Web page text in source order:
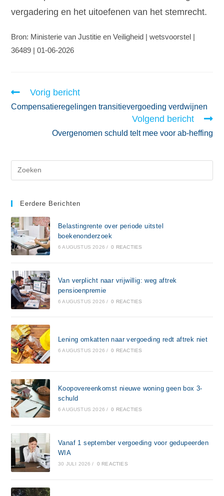
vergadering en het uitoefenen van het stemrecht.
Bron: Ministerie van Justitie en Veiligheid | wetsvoorstel |
36489 | 01-06-2026
Vorig bericht
Compensatieregelingen transitievergoeding verdwijnen
Volgend bericht
Overgenomen schuld telt mee voor ab-heffing
Eerdere Berichten
Belastingrente over periode uitstel
boekenonderzoek
6 AUGUSTUS 2026 / 0 REACTIES
Van verplicht naar vrijwillig: weg aftrek
pensioenpremie
6 AUGUSTUS 2026 / 0 REACTIES
Lening omkatten naar vergoeding redt aftrek niet
6 AUGUSTUS 2026 / 0 REACTIES
Koopovereenkomst nieuwe woning geen box 3-
schuld
6 AUGUSTUS 2026 / 0 REACTIES
Vanaf 1 september vergoeding voor gedupeerden
WIA
30 JULI 2026 / 0 REACTIES